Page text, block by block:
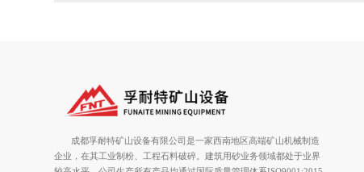
成都孚耐特矿山设备有限公司是一家西南地区高端矿山机械制造
企业，在其工业制粉、工程石料破碎。建筑用砂业务领域都处于业界